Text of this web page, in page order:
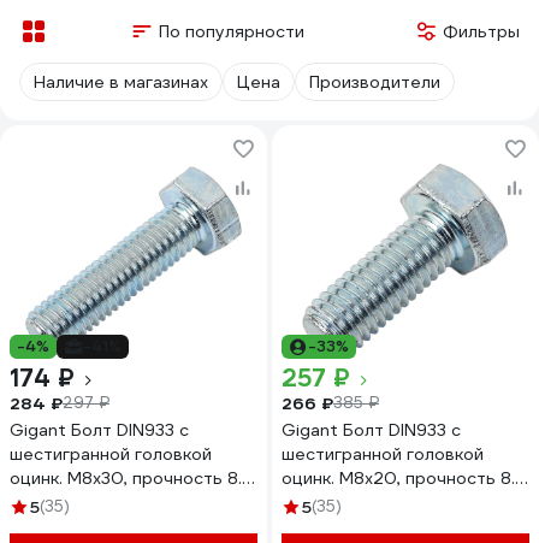
По популярности Фильтры
Наличие в магазинах Цена Производители
-4%
174 ₽
284 ₽297 ₽
Gigant Болт DIN933 с
шестигранной головкой
оцинк. М8x30, прочность 8.8,
30 шт 124013
5(35)
-33%
257 ₽
266 ₽385 ₽
Gigant Болт DIN933 с
шестигранной головкой
оцинк. М8x20, прочность 8.8,
50 шт 124014
5(35)